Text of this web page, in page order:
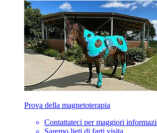
Prova della magnetoterapia
Contattateci per maggiori
Saremo lieti di farti visita